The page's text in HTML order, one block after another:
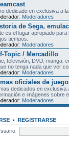
dedicado en exclusiva a
Moderadores
de Sega,
es el lugar apropiado
tiempos.
Moderadores
Topic / Mercadillo
televisión, DVD, manga,
no tenga nada que ver
Moderadores
oficiales de
dedicados en exclusiva
e imágenes sobre
Moderadores
• REGISTRARSE